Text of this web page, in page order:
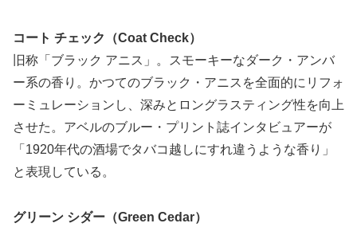
コート チェック（Coat Check）
旧称「ブラック アニス」。スモーキーなダーク・アンバ
ー系の香り。かつてのブラック・アニスを全面的にリフォ
ーミュレーションし、深みとロングラスティング性を向上
させた。アベルのブルー・プリント誌インタビュアーが
「1920年代の酒場でタバコ越しにすれ違うような香り」
と表現している。
グリーン シダー（Green Cedar）